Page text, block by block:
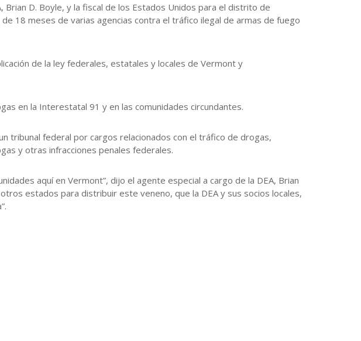
Brian D. Boyle, y la fiscal de los Estados Unidos para el distrito de
18 meses de varias agencias contra el tráfico ilegal de armas de fuego
de la ley federales, estatales y locales de Vermont y
en la Interestatal 91 y en las comunidades circundantes.
tribunal federal por cargos relacionados con el tráfico de drogas,
y otras infracciones penales federales.
aquí en Vermont”, dijo el agente especial a cargo de la DEA, Brian
estados para distribuir este veneno, que la DEA y sus socios locales,